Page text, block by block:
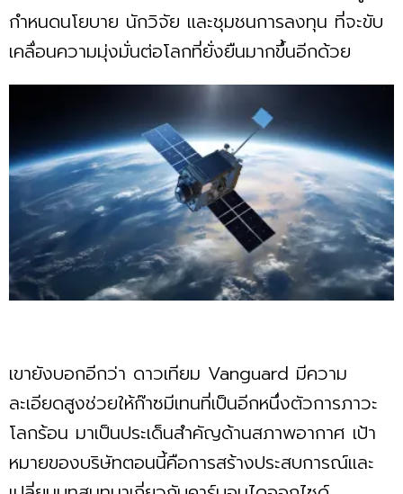
กำหนดนโยบาย นักวิจัย และชุมชนการลงทุน ที่จะขับ
เคลื่อนความมุ่งมั่นต่อโลกที่ยั่งยืนมากขึ้นอีกด้วย
เขายังบอกอีกว่า ดาวเทียม Vanguard มีความ
ละเอียดสูงช่วยให้ก๊าซมีเทนที่เป็นอีกหนึ่งตัวการภาวะ
โลกร้อน มาเป็นประเด็นสำคัญด้านสภาพอากาศ เป้า
หมายของบริษัทตอนนี้คือการสร้างประสบการณ์และ